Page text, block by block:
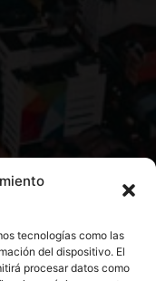
tecnologías como las
del dispositivo. El
procesar datos como